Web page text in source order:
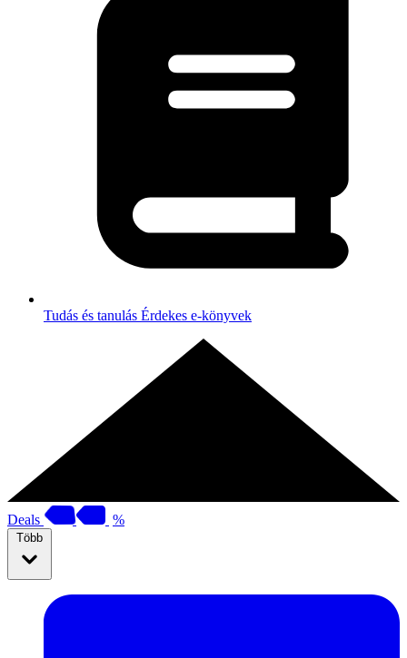
Tudás és tanulás Érdekes e-könyvek
Deals %
Több